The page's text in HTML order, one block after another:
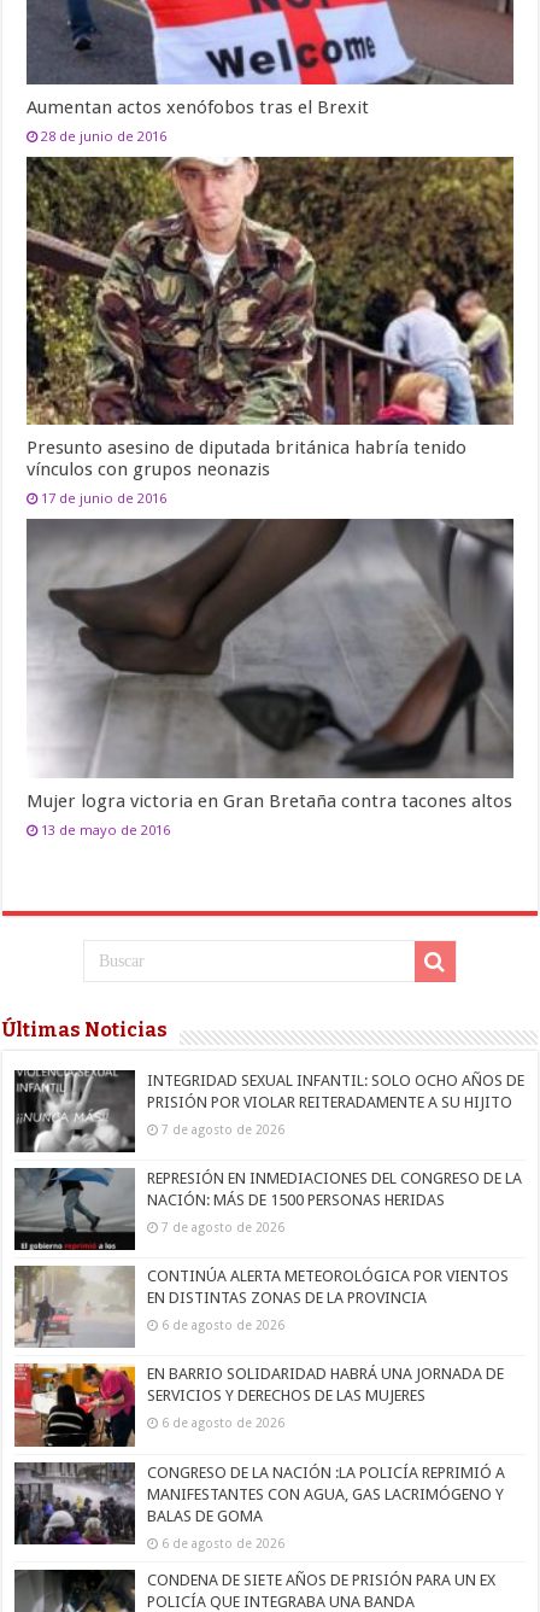
Aumentan actos xenófobos tras el Brexit
28 de junio de 2016
Presunto asesino de diputada británica habría tenido
vínculos con grupos neonazis
17 de junio de 2016
Mujer logra victoria en Gran Bretaña contra tacones altos
13 de mayo de 2016
Últimas Noticias
INTEGRIDAD SEXUAL INFANTIL: SOLO OCHO AÑOS DE
PRISIÓN POR VIOLAR REITERADAMENTE A SU HIJITO
7 de agosto de 2026
REPRESIÓN EN INMEDIACIONES DEL CONGRESO DE LA
NACIÓN: MÁS DE 1500 PERSONAS HERIDAS
7 de agosto de 2026
CONTINÚA ALERTA METEOROLÓGICA POR VIENTOS
EN DISTINTAS ZONAS DE LA PROVINCIA
6 de agosto de 2026
EN BARRIO SOLIDARIDAD HABRÁ UNA JORNADA DE
SERVICIOS Y DERECHOS DE LAS MUJERES
6 de agosto de 2026
CONGRESO DE LA NACIÓN :LA POLICÍA REPRIMIÓ A
MANIFESTANTES CON AGUA, GAS LACRIMÓGENO Y
BALAS DE GOMA
6 de agosto de 2026
CONDENA DE SIETE AÑOS DE PRISIÓN PARA UN EX
POLICÍA QUE INTEGRABA UNA BANDA